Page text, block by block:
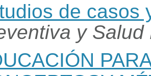
de casos
y Salud